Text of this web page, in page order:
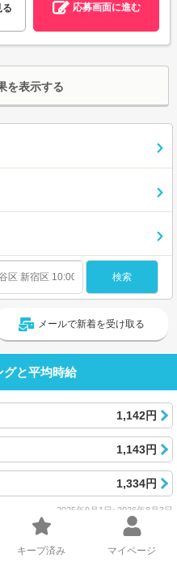
る 応募画面に進む
を表示する
メールで新着を受け取る
グと平均時給
1,142円
1,143円
1,334円
2025年9月1日~2026年8月3日
キープ済み マイページ